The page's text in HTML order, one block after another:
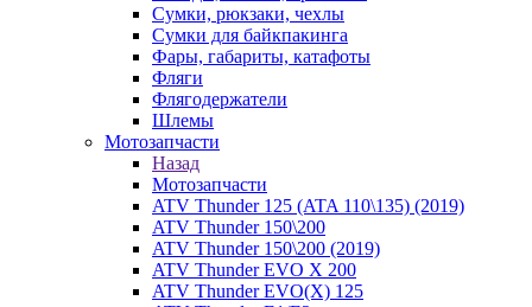
Сумки, рюкзаки, чехлы
Сумки для байкпакинга
Фары, габариты, катафоты
Фляги
Флягодержатели
Шлемы
Мотозапчасти
Назад
Мотозапчасти
ATV Thunder 125 (ATA 110\135) (2019)
ATV Thunder 150\200
ATV Thunder 150\200 (2019)
ATV Thunder EVO X 200
ATV Thunder EVO(X) 125